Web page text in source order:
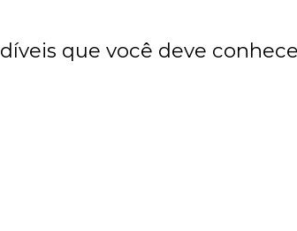
que você deve